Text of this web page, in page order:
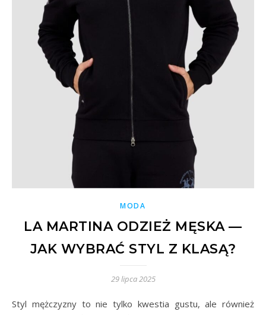
MODA
LA MARTINA ODZIEŻ MĘSKA —
JAK WYBRAĆ STYL Z KLASĄ?
29 lipca 2025
Styl mężczyzny to nie tylko kwestia gustu, ale również